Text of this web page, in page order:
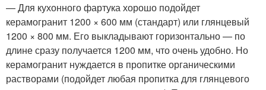
— Для кухонного фартука хорошо подойдет
керамогранит 1200 × 600 мм (стандарт) или глянцевый
1200 × 800 мм. Его выкладывают горизонтально — по
длине сразу получается 1200 мм, что очень удобно. Но
керамогранит нуждается в пропитке органическими
растворами (подойдет любая пропитка для глянцевого